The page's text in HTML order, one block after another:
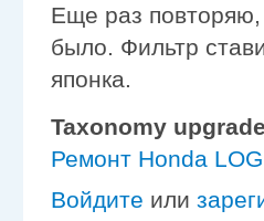
Еще раз
было. Фильтр
японка.
Taxonomy
Ремонт Honda
Войдите или